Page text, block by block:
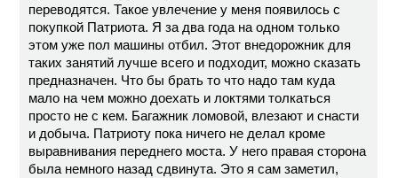
переводятся. Такое увлечение у меня появилось с
покупкой Патриота. Я за два года на одном только
этом уже пол машины отбил. Этот внедорожник для
таких занятий лучше всего и подходит, можно сказать
предназначен. Что бы брать то что надо там куда
мало на чем можно доехать и локтями толкаться
просто не с кем. Багажник ломовой, влезают и снасти
и добыча. Патриоту пока ничего не делал кроме
выравнивания переднего моста. У него правая сторона
была немного назад сдвинута. Это я сам заметил,